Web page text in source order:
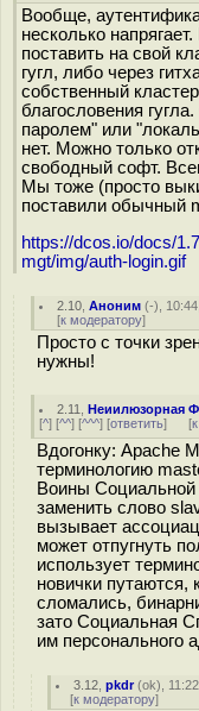
Вообще,
несколько
поставить на свой
гугл, либо через
собственный
благословения
паролем" или
нет. Можно только
свободный софт.
Мы тоже (просто
поставили обычный
https://dcos.io/docs/
mgt/img/auth-login.gif
2.10 ,Аноним (-),
[к модератору]
Просто с точки
нужны!
2.11 ,Неиилюзорная
[^] [^^] [^^^] [ответить] [
Вдогонку: Apache
терминологию
Воины Социальной
заменить слово
вызывает
может отпугнуть
использует
новички путаются,
сломались,
зато Социальная
им персонального
3.12 ,pkdr(ok),
[к модератору]